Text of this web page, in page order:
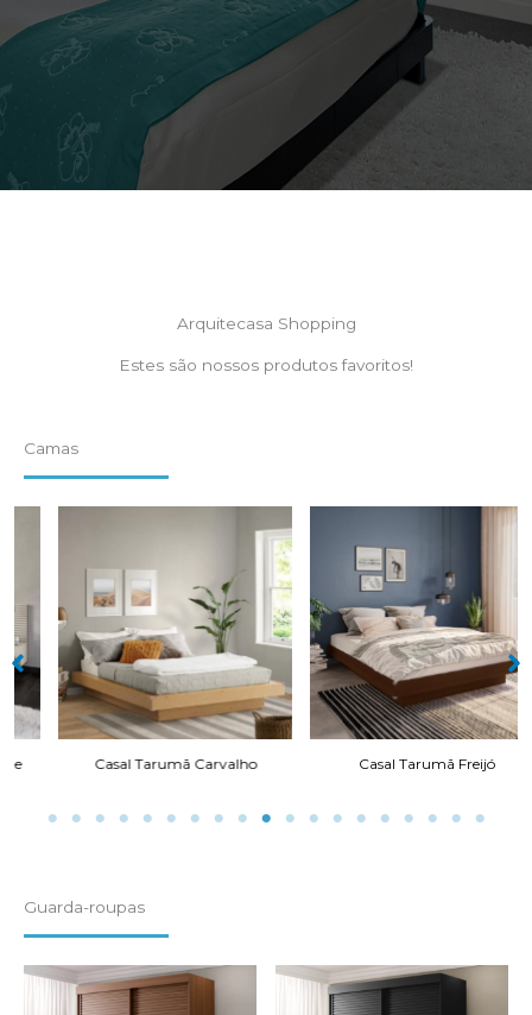
Arquitecasa Shopping
Estes são nossos produtos favoritos!
Camas
Casal Tarumã Carvalho Casal Tarumã Freijó
Guarda-roupas